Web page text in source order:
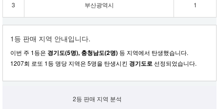
3 부산광역시 1
1등 판매 지역 안내입니다.
이번 주 1등은 경기도(5명), 충청남도(2명) 등 지역에서 탄생했습니다.
1207회 로또 1등 명당 지역은 5명을 탄생시킨 경기도로선정되었습니다.
2등 판매 지역 분석